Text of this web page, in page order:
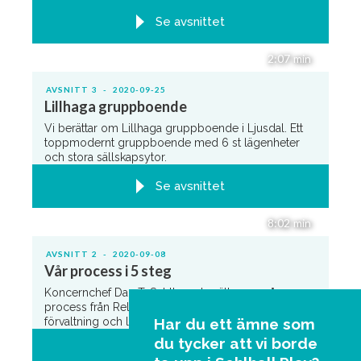
Se avsnittet
2:07 min
AVSNITT 3 - 2020-09-25
Lillhaga gruppboende
Vi berättar om Lillhaga gruppboende i Ljusdal. Ett
toppmodernt gruppboende med 6 st lägenheter
och stora sällskapsytor.
Se avsnittet
8:02 min
AVSNITT 2 - 2020-09-08
Vår process i 5 steg
Koncernchef Dan T. Sehlberg berättar om vår
process från Relationsbaserad behovsanalys till
förvaltning och lärande.
Se avsnittet
Har du ett ämne som
du tycker att vi borde